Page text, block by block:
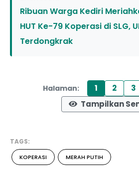
Ribuan Warga Kediri
HUT Ke-79 Koperasi di SLG,
Terdongkrak
Halaman: 1 2 3
Tampilkan
TAGS:
KOPERASI MERAH PUTIH